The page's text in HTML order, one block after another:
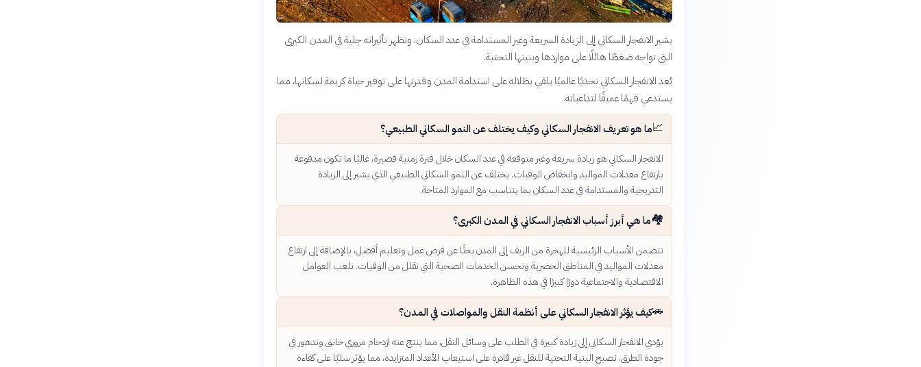
يشير الانفجار السكاني إلى الزيادة السريعة وغير المستدامة في عدد السكان، وتظهر تأثيراته جلية في المدن الكبرى
التي تواجه ضغطًا هائلًا على مواردها وبنيتها التحتية.
يُعد الانفجار السكاني تحديًا عالميًا يلقي بظلاله على استدامة المدن وقدرتها على توفير حياة كريمة لسكانها، مما
يستدعي فهمًا عميقًا لتداعياته.
📈ما هو تعريف الانفجار السكاني وكيف يختلف عن النمو السكاني الطبيعي؟
الانفجار السكاني هو زيادة سريعة وغير متوقعة في عدد السكان خلال فترة زمنية قصيرة، غالبًا ما تكون مدفوعة
بارتفاع معدلات المواليد وانخفاض الوفيات. يختلف عن النمو السكاني الطبيعي الذي يشير إلى الزيادة
التدريجية والمستدامة في عدد السكان بما يتناسب مع الموارد المتاحة.
🏘️ما هي أبرز أسباب الانفجار السكاني في المدن الكبرى؟
تتضمن الأسباب الرئيسية للهجرة من الريف إلى المدن بحثًا عن فرص عمل وتعليم أفضل، بالإضافة إلى ارتفاع
معدلات المواليد في المناطق الحضرية وتحسن الخدمات الصحية التي تقلل من الوفيات. تلعب العوامل
الاقتصادية والاجتماعية دورًا كبيرًا في هذه الظاهرة.
🚗كيف يؤثر الانفجار السكاني على أنظمة النقل والمواصلات في المدن؟
يؤدي الانفجار السكاني إلى زيادة كبيرة في الطلب على وسائل النقل، مما ينتج عنه ازدحام مروري خانق وتدهور في
جودة الطرق. تصبح البنية التحتية للنقل غير قادرة على استيعاب الأعداد المتزايدة، مما يؤثر سلبًا على كفاءة